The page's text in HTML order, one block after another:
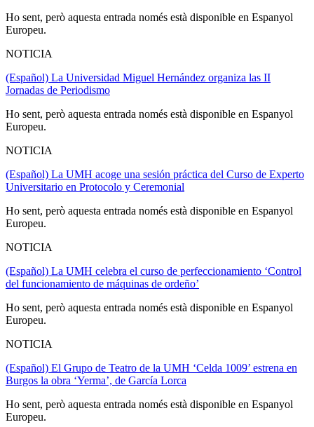
Ho sent, però aquesta entrada només està disponible en Espanyol
Europeu.
NOTICIA
(Español) La Universidad Miguel Hernández organiza las II
Jornadas de Periodismo
Ho sent, però aquesta entrada només està disponible en Espanyol
Europeu.
NOTICIA
(Español) La UMH acoge una sesión práctica del Curso de Experto
Universitario en Protocolo y Ceremonial
Ho sent, però aquesta entrada només està disponible en Espanyol
Europeu.
NOTICIA
(Español) La UMH celebra el curso de perfeccionamiento ‘Control
del funcionamiento de máquinas de ordeño’
Ho sent, però aquesta entrada només està disponible en Espanyol
Europeu.
NOTICIA
(Español) El Grupo de Teatro de la UMH ‘Celda 1009’ estrena en
Burgos la obra ‘Yerma’, de García Lorca
Ho sent, però aquesta entrada només està disponible en Espanyol
Europeu.